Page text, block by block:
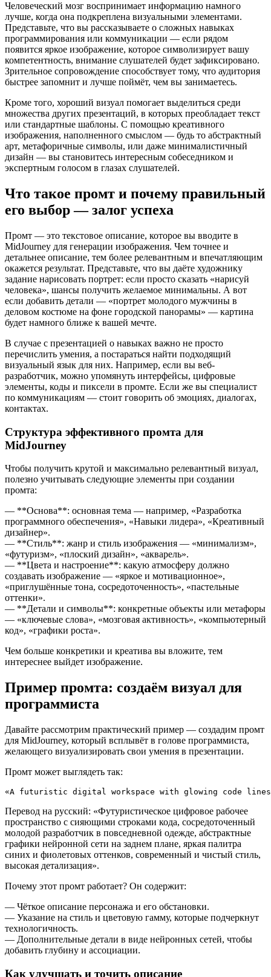
Человеческий мозг воспринимает информацию намного
лучше, когда она подкреплена визуальными элементами.
Представьте, что вы рассказываете о сложных навыках
программирования или коммуникации — если рядом
появится яркое изображение, которое символизирует вашу
компетентность, внимание слушателей будет зафиксировано.
Зрительное сопровождение способствует тому, что аудитория
быстрее запомнит и лучше поймёт, чем вы занимаетесь.
Кроме того, хороший визуал помогает выделиться среди
множества других презентаций, в которых преобладает текст
или стандартные шаблоны. С помощью креативного
изображения, наполненного смыслом — будь то абстрактный
арт, метафоричные символы, или даже минималистичный
дизайн — вы становитесь интересным собеседником и
экспертным голосом в глазах слушателей.
Что такое промт и почему правильный
его выбор — залог успеха
Промт — это текстовое описание, которое вы вводите в
MidJourney для генерации изображения. Чем точнее и
детальнее описание, тем более релевантным и впечатляющим
окажется результат. Представьте, что вы даёте художнику
задание нарисовать портрет: если просто сказать «нарисуй
человека», шансы получить желаемое минимальны. А вот
если добавить детали — «портрет молодого мужчины в
деловом костюме на фоне городской панорамы» — картина
будет намного ближе к вашей мечте.
В случае с презентацией о навыках важно не просто
перечислить умения, а постараться найти подходящий
визуальный язык для них. Например, если вы веб-
разработчик, можно упомянуть интерфейсы, цифровые
элементы, коды и пиксели в промте. Если же вы специалист
по коммуникациям — стоит говорить об эмоциях, диалогах,
контактах.
Структура эффективного промта для
MidJourney
Чтобы получить крутой и максимально релевантный визуал,
полезно учитывать следующие элементы при создании
промта:
— **Основа**: основная тема — например, «Разработка
программного обеспечения», «Навыки лидера», «Креативный
дизайнер».
— **Стиль**: жанр и стиль изображения — «минимализм»,
«футуризм», «плоский дизайн», «акварель».
— **Цвета и настроение**: какую атмосферу должно
создавать изображение — «яркое и мотивационное»,
«приглушённые тона, сосредоточенность», «пастельные
оттенки».
— **Детали и символы**: конкретные объекты или метафоры
— «ключевые слова», «мозговая активность», «компьютерный
код», «графики роста».
Чем больше конкретики и креатива вы вложите, тем
интереснее выйдет изображение.
Пример промта: создаём визуал для
программиста
Давайте рассмотрим практический пример — создадим промт
для MidJourney, который всплывёт в голове программиста,
желающего визуализировать свои умения в презентации.
Промт может выглядеть так:
«A futuristic digital workspace with glowing code
Перевод на русский: «Футуристическое цифровое рабочее
пространство с сияющими строками кода, сосредоточенный
молодой разработчик в повседневной одежде, абстрактные
графики нейронной сети на заднем плане, яркая палитра
синих и фиолетовых оттенков, современный и чистый стиль,
высокая детализация».
Почему этот промт работает? Он содержит:
— Чёткое описание персонажа и его обстановки.
— Указание на стиль и цветовую гамму, которые подчеркнут
технологичность.
— Дополнительные детали в виде нейронных сетей, чтобы
добавить глубину и ассоциации.
Как улучшать и точить описание